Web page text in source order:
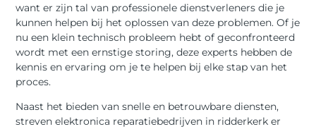
want er zijn tal van professionele dienstverleners die je
kunnen helpen bij het oplossen van deze problemen. Of je
nu een klein technisch probleem hebt of geconfronteerd
wordt met een ernstige storing, deze experts hebben de
kennis en ervaring om je te helpen bij elke stap van het
proces.
Naast het bieden van snelle en betrouwbare diensten,
streven elektronica reparatiebedrijven in ridderkerk er